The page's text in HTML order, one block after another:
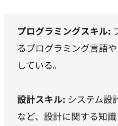
プログラミングスキル:
るプログラミング言語
している。
設計スキル: システム設
など、設計に関する知